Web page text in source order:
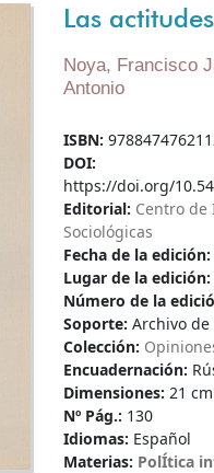
Las
Noya, Francisco
Antonio
ISBN:
DOI:
https://doi.org/
Editorial: Centro de
Sociológicas
Fecha de la edición:
Lugar de la edición:
Número de la
Soporte: Archivo
Colección:
Encuadernación:
Dimensiones: 21
Nº Pág.: 130
Idiomas: Español
Materias: PolÍ­tica